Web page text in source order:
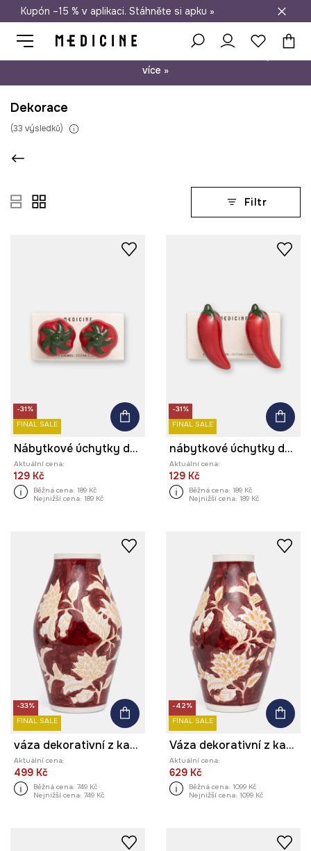
Doprava zdarma při nákupu nad 1 200 Kč
Kupón –15 % v aplikaci. Stáhněte si apku »
více »
Dekorace
(33 výsledků)
Filtr
-31%
FINAL SALE
Nábytkové úchytky dekorativní z porcelánu
Aktuální cena:
129 Kč
Běžná cena: 189 Kč
Nejnižší cena: 189 Kč
-31%
FINAL SALE
nábytkové úchytky dekorativní z porcelánu
Aktuální cena:
129 Kč
Běžná cena: 189 Kč
Nejnižší cena: 189 Kč
-33%
FINAL SALE
váza dekorativní z kameniny
Aktuální cena:
499 Kč
Běžná cena: 749 Kč
Nejnižší cena: 749 Kč
-42%
FINAL SALE
Váza dekorativní z kameniny
Aktuální cena:
629 Kč
Běžná cena: 1099 Kč
Nejnižší cena: 1099 Kč